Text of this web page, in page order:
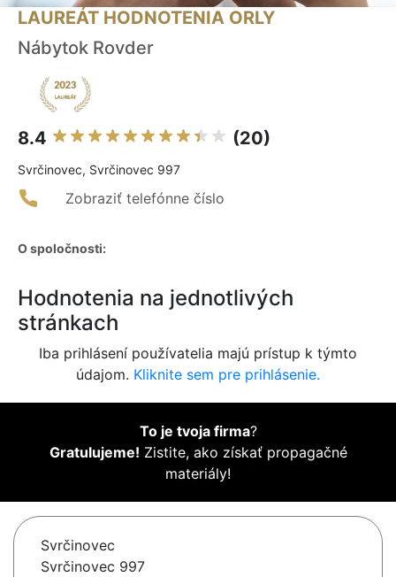
LAUREÁT HODNOTENIA ORLY
Nábytok Rovder
8.4 (20)
Svrčinovec, Svrčinovec 997
Zobraziť telefónne číslo
O spoločnosti:
Hodnotenia na jednotlivých
stránkach
Iba prihlásení používatelia majú prístup k týmto
údajom. Kliknite sem pre prihlásenie.
To je tvoja firma?
Gratulujeme! Zistite, ako získať propagačné
materiály!
Svrčinovec
Svrčinovec 997